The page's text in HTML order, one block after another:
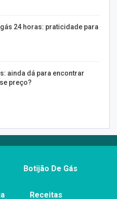
24 horas: praticidade para
ainda dá para encontrar
preço?
Botijão De Gás
Receitas